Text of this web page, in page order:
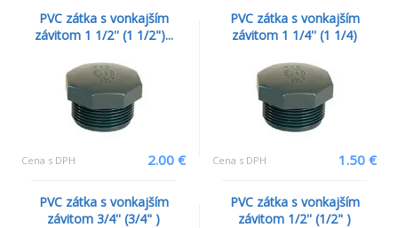
PVC zátka s vonkajším
závitom 1 1/2'' (1 1/2")...
Cena s DPH 2.00 €
PVC zátka s vonkajším
závitom 1 1/4'' (1 1/4)
Cena s DPH 1.50 €
PVC zátka s vonkajším
závitom 3/4'' (3/4" )
PVC zátka s vonkajším
závitom 1/2'' (1/2" )